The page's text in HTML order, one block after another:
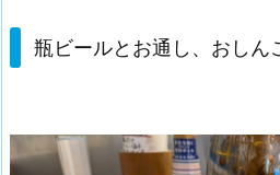
瓶ビールとお通し、おしん